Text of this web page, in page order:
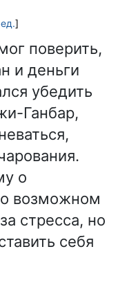
]
поверить,
и деньги
убедить
Ганбар,
о
возможном
стресса, но
себя